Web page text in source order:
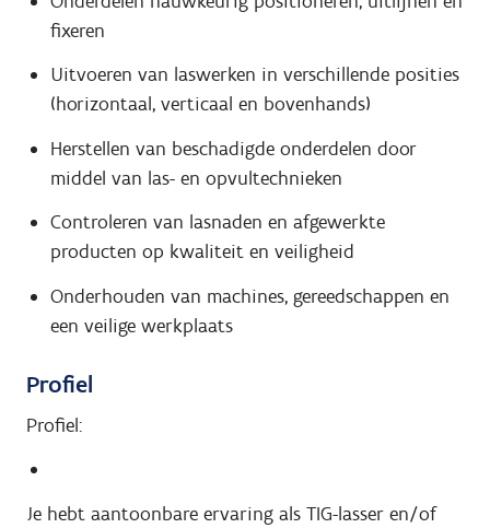
fixeren
Uitvoeren van laswerken in verschillende posities
(horizontaal, verticaal en bovenhands)
Herstellen van beschadigde onderdelen door
middel van las- en opvultechnieken
Controleren van lasnaden en afgewerkte
producten op kwaliteit en veiligheid
Onderhouden van machines, gereedschappen en
een veilige werkplaats
Profiel
Profiel:
Je hebt aantoonbare ervaring als TIG-lasser en/of